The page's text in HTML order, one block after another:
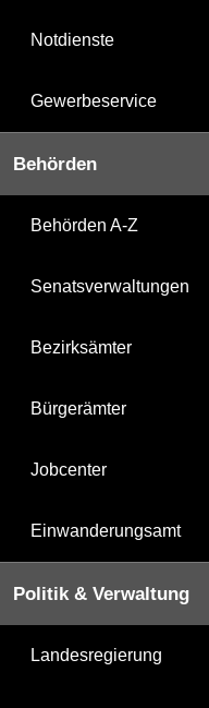
Notdienste
Gewerbeservice
Behörden
Behörden A-Z
Senatsverwaltungen
Bezirksämter
Bürgerämter
Jobcenter
Einwanderungsamt
Politik & Verwaltung
Landesregierung